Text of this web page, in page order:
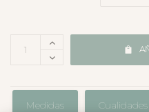
Medidas Cualidades